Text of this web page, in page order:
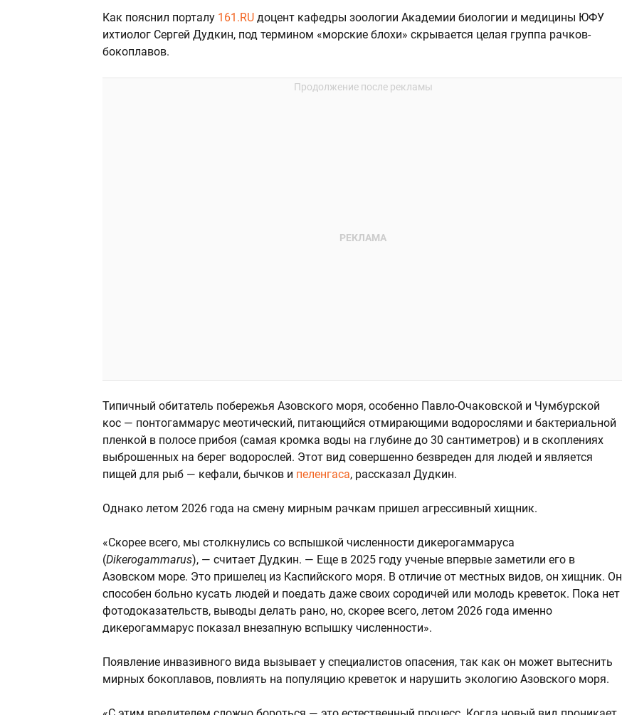
Как пояснил порталу 161.RU доцент кафедры зоологии Академии биологии и медицины ЮФУ
ихтиолог Сергей Дудкин, под термином «морские блохи» скрывается целая группа рачков-
бокоплавов.
Типичный обитатель побережья Азовского моря, особенно Павло-Очаковской и Чумбурской
кос — понтогаммарус меотический, питающийся отмирающими водорослями и бактериальной
пленкой в полосе прибоя (самая кромка воды на глубине до 30 сантиметров) и в скоплениях
выброшенных на берег водорослей. Этот вид совершенно безвреден для людей и является
пищей для рыб — кефали, бычков и пеленгаса, рассказал Дудкин.
Однако летом 2026 года на смену мирным рачкам пришел агрессивный хищник.
«Скорее всего, мы столкнулись со вспышкой численности дикерогаммаруса
(Dikerogammarus), — считает Дудкин. — Еще в 2025 году ученые впервые заметили его в
Азовском море. Это пришелец из Каспийского моря. В отличие от местных видов, он хищник. Он
способен больно кусать людей и поедать даже своих сородичей или молодь креветок. Пока нет
фотодоказательств, выводы делать рано, но, скорее всего, летом 2026 года именно
дикерогаммарус показал внезапную вспышку численности».
Появление инвазивного вида вызывает у специалистов опасения, так как он может вытеснить
мирных бокоплавов, повлиять на популяцию креветок и нарушить экологию Азовского моря.